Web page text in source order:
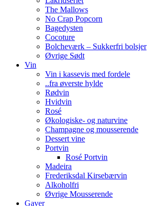
The Mallows
No Crap Popcorn
Bagedysten
Cocoture
Bolcheværk – Sukkerfri bolsjer
Øvrige Sødt
Vin
Vin i kassevis med fordele
..fra øverste hylde
Rødvin
Hvidvin
Rosé
Økologiske- og naturvine
Champagne og mousserende
Dessert vine
Portvin
Rosé Portvin
Madeira
Frederiksdal Kirsebærvin
Alkoholfri
Øvrige Mousserende
Gaver